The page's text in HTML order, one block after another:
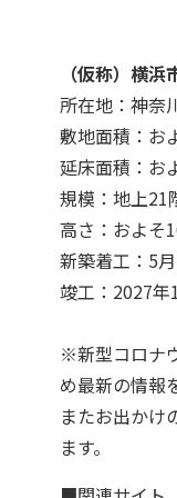
（仮称）横
所在地：神奈
敷地面積：お
延床面積：お
規模：地上21
高さ：およそ
新築着工：5
竣工：2027年
※新型コロナ
め最新の情報
またお出かけ
ます。